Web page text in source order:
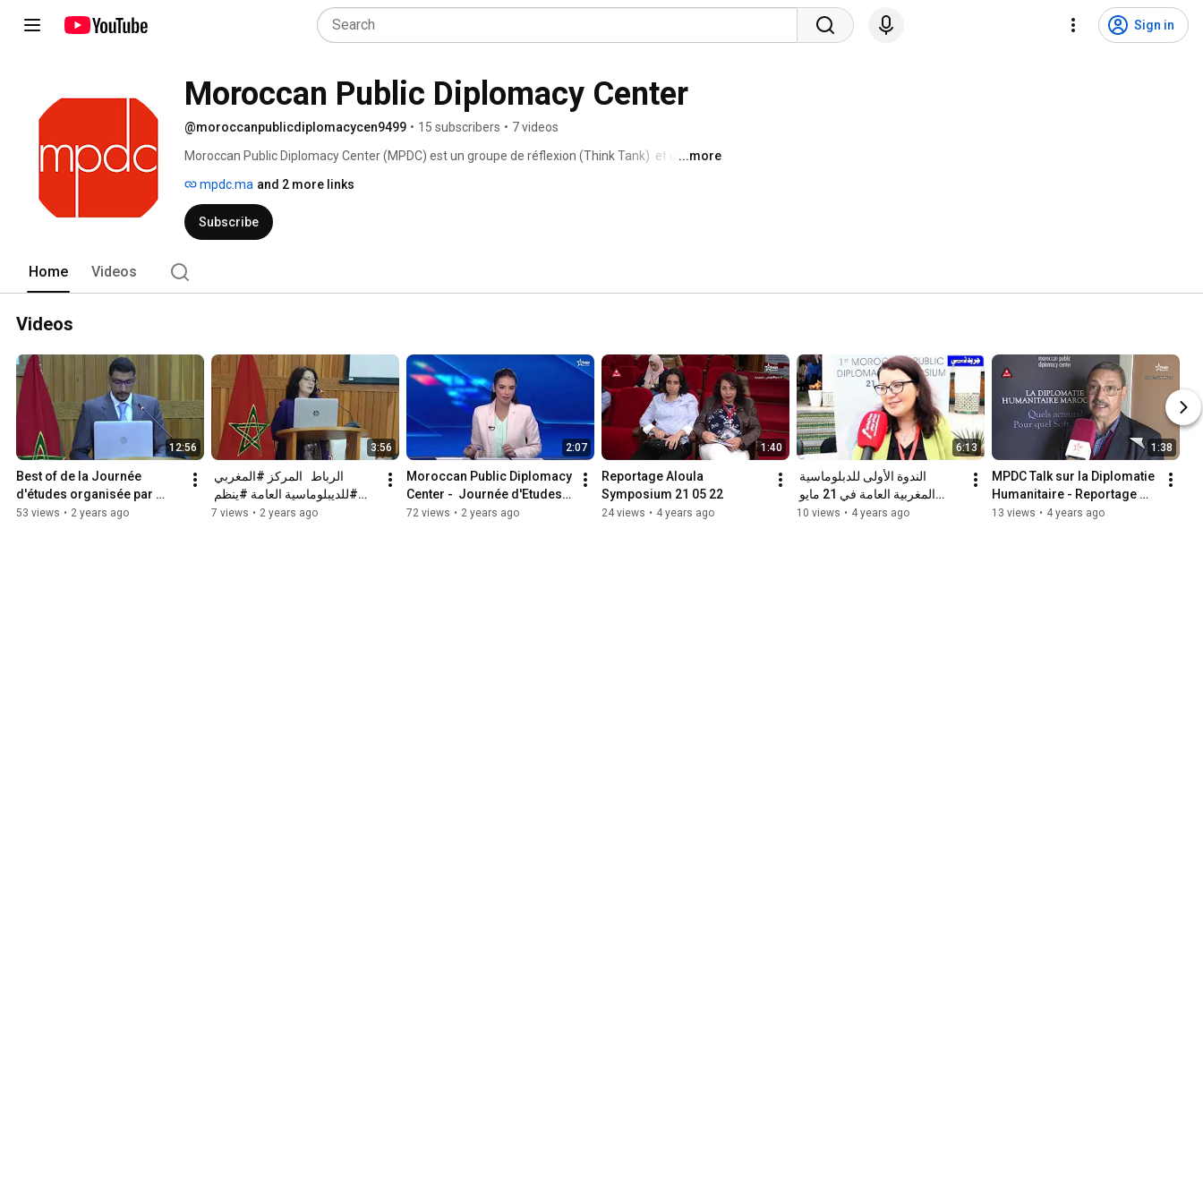
Sign in
Moroccan Public Diplomacy Center
@moroccanpublicdiplomacycen9499 • 15 subscribers • 7 videos
Moroccan Public Diplomacy Center (MPDC) est un groupe de réflexion (Think Tank)  et un
universitaires, des célébrités, des institutions et des entreprises citoyens passionnés par le
domaine de la DP;
...more
mpdc.ma and 2 more links
Subscribe
Home Videos
Videos
12:56
Best of de la Journée
d'études organisée par
MPDC sur les relations Luso
53 views • 2 years ago
3:56
يوما #دراسيا حول #العلاقات 7 views • 2 years ago
2:07
Moroccan Public Diplomacy
Center -  Journée d'Etudes
sur les relations Luso -
72 views • 2 years ago
1:40
Reportage Aloula
Symposium 21 05 22
24 views • 4 years ago
6:13
2022 في الرباط
10 views • 4 years ago
1:38
MPDC Talk sur la Diplomatie
Humanitaire - Reportage
ALOULA 23 02 22
13 views • 4 years ago